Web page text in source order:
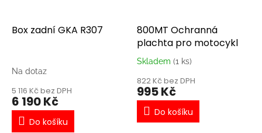
Box zadní GKA R307
Na dotaz
5 116 Kč bez DPH
6 190 Kč
Do košíku
800MT Ochranná
plachta pro motocykl
Průměrné
produktu
je
5,0
Skladem (1 ks)
822 Kč bez DPH
995 Kč
Do košíku